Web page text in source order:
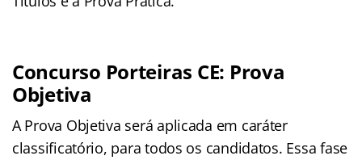
Concurso Porteiras CE: Prova
Objetiva
A Prova Objetiva será aplicada em caráter
classificatório, para todos os candidatos. Essa fase